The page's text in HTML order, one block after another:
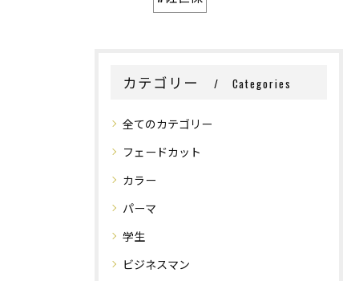
カテゴリー Categories
全てのカテゴリー
フェードカット
カラー
パーマ
学生
ビジネスマン